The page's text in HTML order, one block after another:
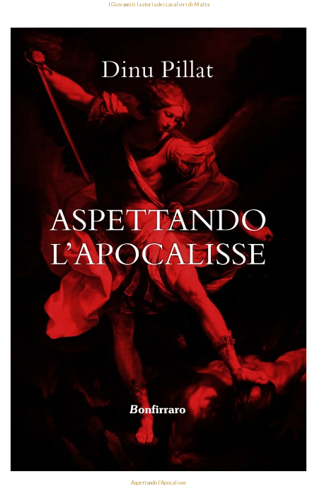
I Giovanniti la storia dei cavalieri di Malta
Aspettando l’Apocalisse